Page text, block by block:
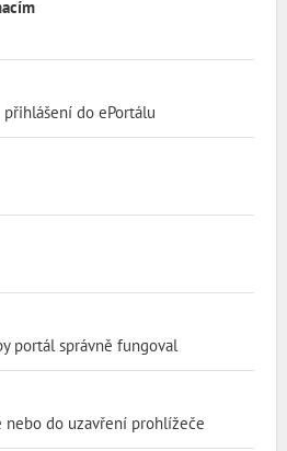
do ePortálu
portál správně fungoval
nebo do uzavření prohlížeče